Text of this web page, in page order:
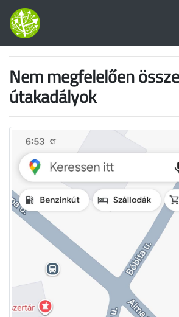
Nem megfelelően
útakadályok